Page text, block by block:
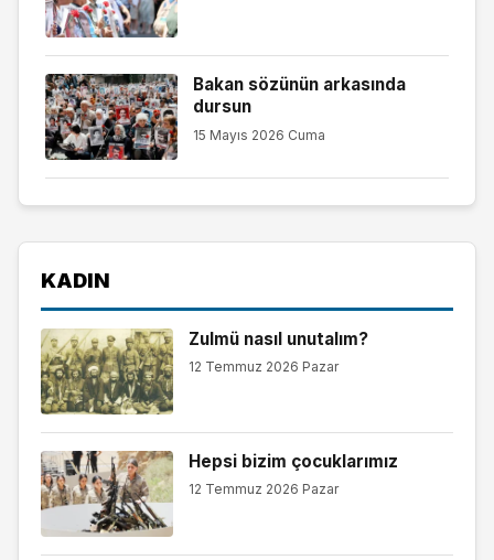
Bakan sözünün arkasında
dursun
15 Mayıs 2026 Cuma
KADIN
Zulmü nasıl unutalım?
12 Temmuz 2026 Pazar
Hepsi bizim çocuklarımız
12 Temmuz 2026 Pazar